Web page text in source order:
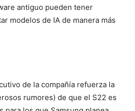
antiguo pueden tener
modelos de IA de manera más
de la compañía refuerza la
rumores) de que el S22 es